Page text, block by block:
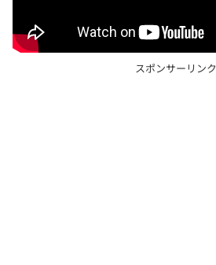
スポンサーリンク